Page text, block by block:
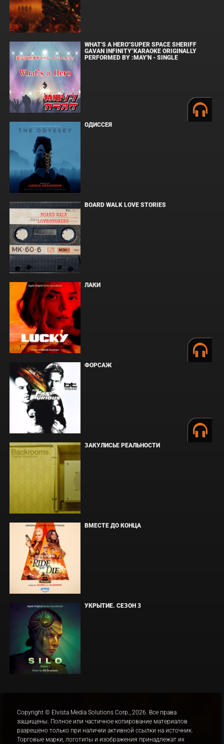
WHAT'S A HERO"SUPER SPACE SHERIFF
GAVAN INFINITY"KARAOKE ORIGINALLY
PERFORMED BY :MAY'N - SINGLE
ОДИССЕЯ
BOARD WALK LOVE STORIES
ЛАКИ
ФОРСАЖ
ЗАКУЛИСЬЕ РЕАЛЬНОСТИ
ВМЕСТЕ ДО КОНЦА
УКРЫТИЕ. СЕЗОН 3
Copyright © Elvista Media Solutions Corp., 2026. Все права
защищены. Полное или частичное копирование материалов
разрешено только при наличии активной ссылки на источник.
Торговые марки, логотипы и изображения принадлежат их